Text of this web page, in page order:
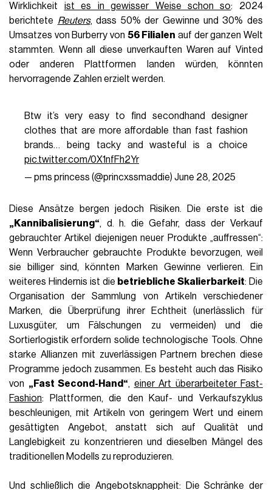
Wirklichkeit ist es in gewisser Weise schon so: 2024
berichtete Reuters, dass 50% der Gewinne und 30% des
Umsatzes von Burberry von 56 Filialen auf der ganzen Welt
stammten. Wenn all diese unverkauften Waren auf Vinted
oder anderen Plattformen landen würden, könnten
hervorragende Zahlen erzielt werden.
Btw it’s very easy to find secondhand designer
clothes that are more affordable than fast fashion
brands… being tacky and wasteful is a choice
pic.twitter.com/0X1nfFh2Yr
— pms princess (@princxssmaddie) June 28, 2025
Diese Ansätze bergen jedoch Risiken. Die erste ist die
„Kannibalisierung“, d. h. die Gefahr, dass der Verkauf
gebrauchter Artikel diejenigen neuer Produkte „auffressen“:
Wenn Verbraucher gebrauchte Produkte bevorzugen, weil
sie billiger sind, könnten Marken Gewinne verlieren. Ein
weiteres Hindernis ist die betriebliche Skalierbarkeit: Die
Organisation der Sammlung von Artikeln verschiedener
Marken, die Überprüfung ihrer Echtheit (unerlässlich für
Luxusgüter, um Fälschungen zu vermeiden) und die
Sortierlogistik erfordern solide technologische Tools. Ohne
starke Allianzen mit zuverlässigen Partnern brechen diese
Programme jedoch zusammen. Es besteht auch das Risiko
von „Fast Second-Hand“, einer Art überarbeiteter Fast-
Fashion: Plattformen, die den Kauf- und Verkaufszyklus
beschleunigen, mit Artikeln von geringem Wert und einem
gesättigten Angebot, anstatt sich auf Qualität und
Langlebigkeit zu konzentrieren und dieselben Mängel des
traditionellen Modells zu reproduzieren.
Und schließlich die Angebotsknappheit: Die Schränke der